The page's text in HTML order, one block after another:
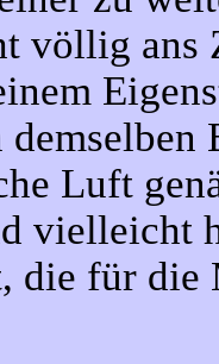
völlig
Luft
vielleicht
die für